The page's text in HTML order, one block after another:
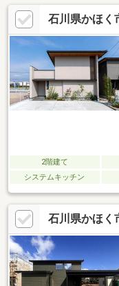
クロークやファミリーク
収納設計により住空間を
配慮された間取りで、毎
クセのない素直なプラ
価格帯の建売住宅とぜ
石川県かほく
2階建て
システムキッチン
石川県かほく